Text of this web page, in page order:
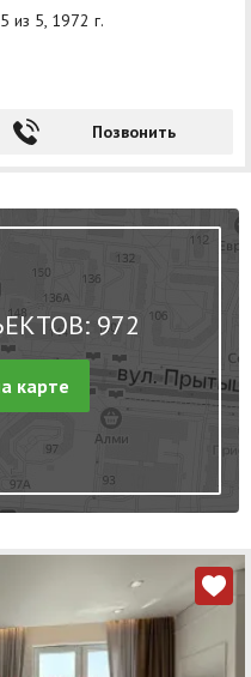
из 5, 1972 г.
Позвонить
972
карте